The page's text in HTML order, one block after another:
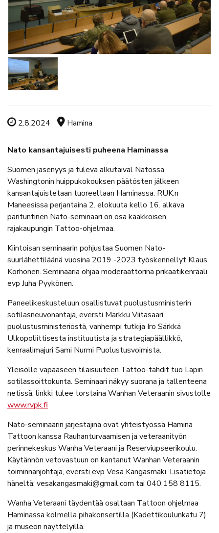
Tapahtuman ajankohta
2.8.2024 Tapahtuman sijainti
Hamina
Nato kansantajuisesti puheena Haminassa
Suomen jäsenyys ja tuleva alkutaival Natossa
Washingtonin huippukokouksen päätösten jälkeen
kansantajuistetaan tuoreeltaan Haminassa. RUK:n
Maneesissa perjantaina 2. elokuuta kello 16. alkava
parituntinen Nato-seminaari on osa kaakkoisen
rajakaupungin Tattoo-ohjelmaa.
Kiintoisan seminaarin pohjustaa Suomen Nato-
suurlähettiläänä vuosina 2019 -2023 työskennellyt Klaus
Korhonen. Seminaaria ohjaa moderaattorina prikaatikenraali
evp Juha Pyykönen.
Paneelikeskusteluun osallistuvat puolustusministerin
sotilasneuvonantaja, eversti Markku Viitasaari
puolustusministeriöstä, vanhempi tutkija Iro Särkkä
Ulkopoliittisesta instituutista ja strategiapäällikkö,
kenraalimajuri Sami Nurmi Puolustusvoimista.
Yleisölle vapaaseen tilaisuuteen Tattoo-tahdit tuo Lapin
sotilassoittokunta. Seminaari näkyy suorana ja tallenteena
netissä, linkki tulee torstaina Wanhan Veteraanin sivustolle
www.rvpk.fi
Nato-seminaarin järjestäjinä ovat yhteistyössä Hamina
Tattoon kanssa Rauhanturvaamisen ja veteraanityön
perinnekeskus Wanha Veteraani ja Reserviupseerikoulu.
Käytännön vetovastuun on kantanut Wanhan Veteraanin
toiminnanjohtaja, eversti evp Vesa Kangasmäki. Lisätietoja
häneltä: vesakangasmaki@gmail.com tai 040 158 8115.
Wanha Veteraani täydentää osaltaan Tattoon ohjelmaa
Haminassa kolmella pihakonsertilla (Kadettikoulunkatu 7)
ja museon näyttelyillä.